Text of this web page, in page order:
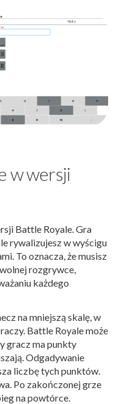
w wersji
Battle Royale. Gra
rywalizujesz w wyścigu
To oznacza, że ​​musisz
rozgrywce,
każdego
na mniejszą skalę, w
Battle Royale może
gracz ma punkty
Odgadywanie
liczbę tych punktów.
Po zakończonej grze
na powtórce.